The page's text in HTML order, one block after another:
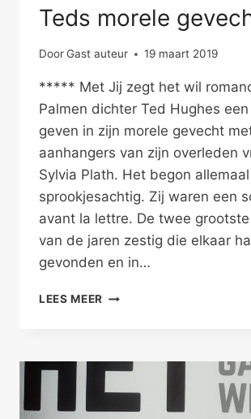
Teds morele
DoorGast auteur 19 maart 2019
***** Met Jij zegt het wil
Palmen dichter Ted Hughes
geven in zijn morele gevecht
aanhangers van zijn overleden
Sylvia Plath. Het begon
sprookjesachtig. Zij waren een
avant la lettre. De twee
van de jaren zestig die elkaar
gevonden en in…
LEES MEER PALMENS
MORELE
GEVECHT